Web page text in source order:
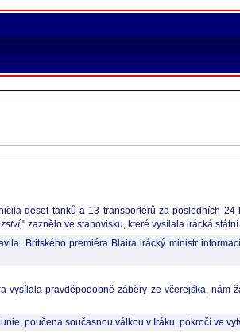
deset tanků a 13 transportérů za posledních 24
" zaznělo ve stanovisku, které vysílala irácká
Britského premiéra Blaira irácký ministr
pravděpodobně záběry ze včerejška, nám
poučena současnou válkou v Iráku, pokročí ve